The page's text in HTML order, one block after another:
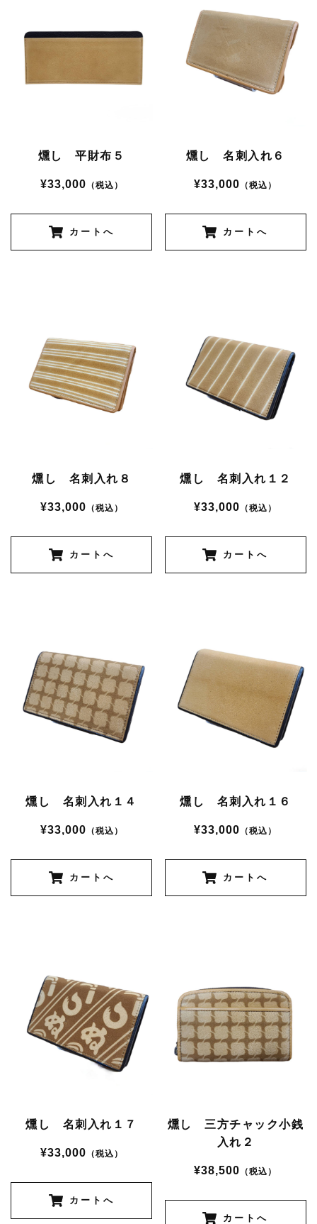
燻し 平財布５
¥33,000 （税込）
カートへ
燻し 名刺入れ６
¥33,000 （税込）
カートへ
燻し 名刺入れ８
¥33,000 （税込）
カートへ
燻し 名刺入れ１２
¥33,000 （税込）
カートへ
燻し 名刺入れ１４
¥33,000 （税込）
カートへ
燻し 名刺入れ１６
¥33,000 （税込）
カートへ
燻し 名刺入れ１７
¥33,000 （税込）
カートへ
燻し 三方チャック小銭
入れ２
¥38,500 （税込）
カートへ